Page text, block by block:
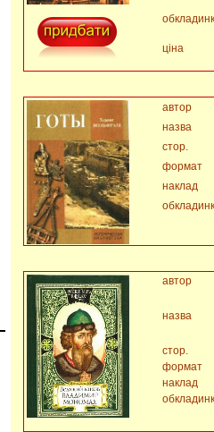
ціна
автор
назва
стор.
формат
наклад
автор
назва
стор.
формат
наклад